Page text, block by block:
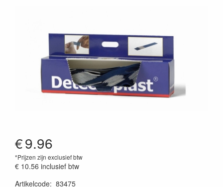
€9.96
*Prijzen zijn exclusief btw
€ 10.56 inclusief btw
Artikelcode: 83475